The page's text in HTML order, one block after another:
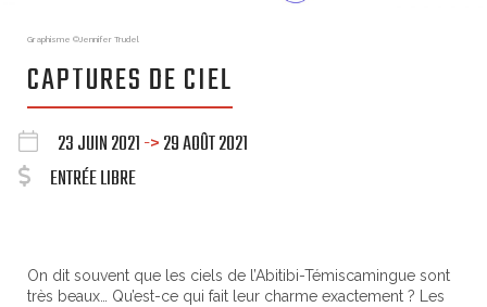
Graphisme ©Jennifer Trudel
CAPTURES DE CIEL
23 JUIN 2021->29 AOÛT 2021
ENTRÉE LIBRE
On dit souvent que les ciels de l’Abitibi-Témiscamingue sont
très beaux… Qu’est-ce qui fait leur charme exactement ? Les